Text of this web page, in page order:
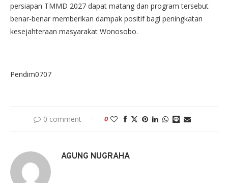
persiapan TMMD 2027 dapat matang dan program tersebut
benar-benar memberikan dampak positif bagi peningkatan
kesejahteraan masyarakat Wonosobo.
Pendim0707
0 comment 0
AGUNG NUGRAHA